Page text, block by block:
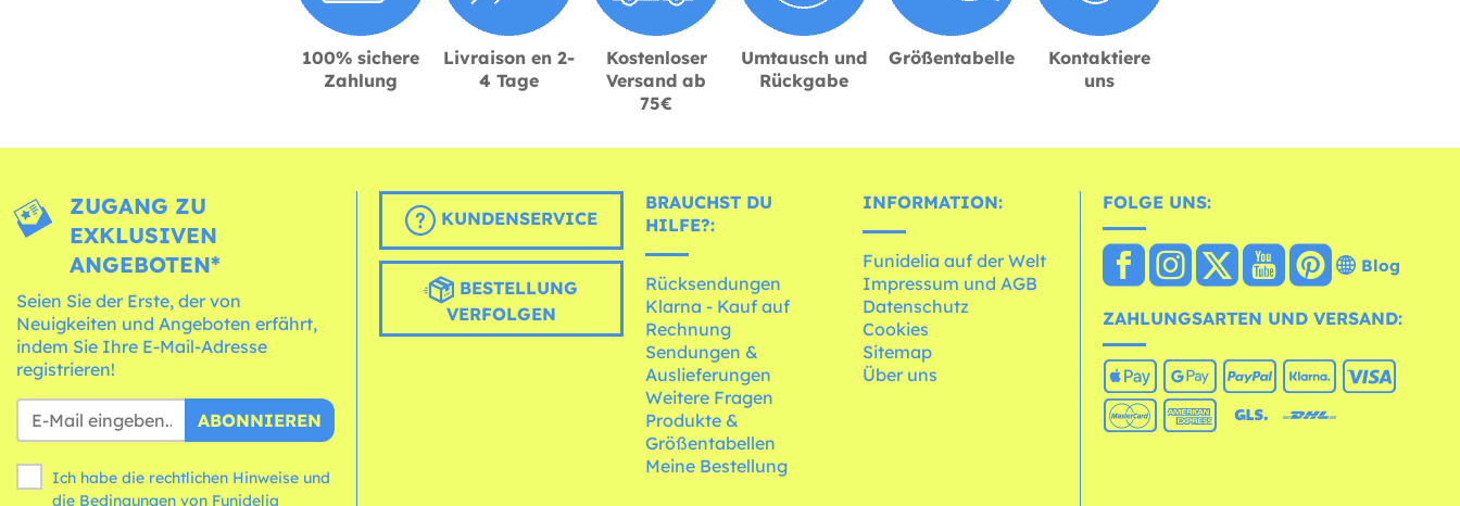
100% sichere
Zahlung
Livraison en 2-
4 Tage
Kostenloser
Versand ab
75€
Umtausch und
Rückgabe
Größentabelle
Kontaktiere
uns
ZUGANG ZU
EXKLUSIVEN
ANGEBOTEN*
Seien Sie der Erste, der von
Neuigkeiten und Angeboten erfährt,
indem Sie Ihre E-Mail-Adresse
registrieren!
ABONNIEREN
Ich habe die rechtlichen Hinweise und
die Bedingungen
KUNDENSERVICE
BESTELLUNG
VERFOLGEN
BRAUCHST DU
HILFE?:
Rücksendungen
Klarna - Kauf auf
Rechnung
Sendungen &
Auslieferungen
Weitere Fragen
Produkte &
Größentabellen
Meine Bestellung
INFORMATION:
Funidelia auf der Welt
Impressum und AGB
Datenschutz
Cookies
Sitemap
Über uns
FOLGE UNS:
Blog
ZAHLUNGSARTEN UND VERSAND: